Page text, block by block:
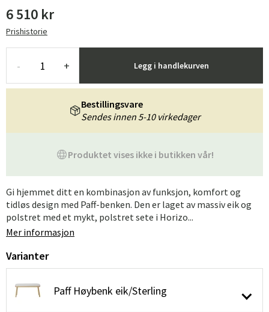
6 510 kr
Prishistorie
- + Legg i handlekurven
Produktet vises ikke i butikken vår!
Bestillingsvare
Sendes innen 5-10 virkedager
Gi hjemmet ditt en kombinasjon av funksjon, komfort og
tidløs design med Paff-benken. Den er laget av massiv eik og
polstret med et mykt, polstret sete i Horizo...
Mer informasjon
Varianter
Paff Høybenk eik/Sterling